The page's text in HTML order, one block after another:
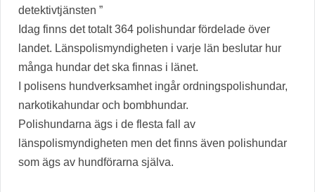
detektivtjänsten ”
Idag finns det totalt 364 polishundar fördelade över
landet. Länspolismyndigheten i varje län beslutar hur
många hundar det ska finnas i länet.
I polisens hundverksamhet ingår ordningspolishundar,
narkotikahundar och bombhundar.
Polishundarna ägs i de flesta fall av
länspolismyndigheten men det finns även polishundar
som ägs av hundförarna själva.